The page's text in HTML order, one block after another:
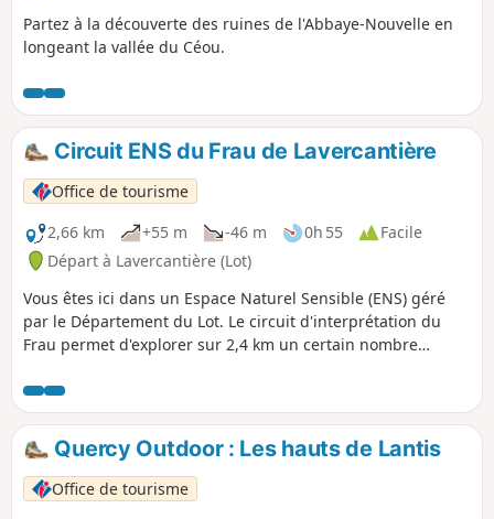
Partez à la découverte des ruines de l'Abbaye-Nouvelle en
longeant la vallée du Céou.
Circuit ENS du Frau de Lavercantière
Office de tourisme
2,66 km
+55 m -46 m 0h 55
Facile
Départ à Lavercantière (Lot)
Vous êtes ici dans un Espace Naturel Sensible (ENS) géré
par le Département du Lot. Le circuit d'interprétation du
Frau permet d'explorer sur 2,4 km un certain nombre
d'interprétation disponible dans les Offices de Tourisme du
secteur.
Quercy Outdoor : Les hauts de Lantis
Office de tourisme